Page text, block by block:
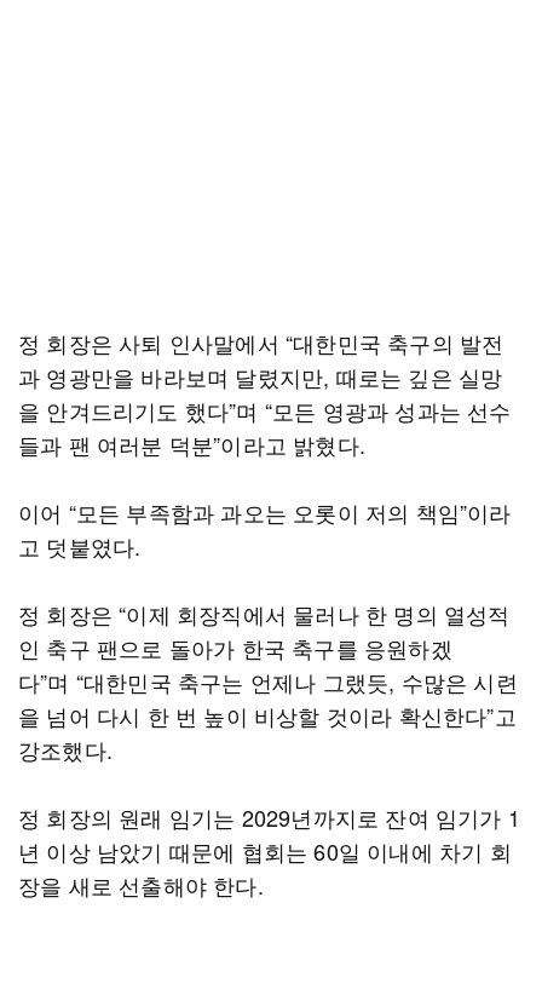
정 회장은 사퇴 인사말에서 “대한민국 축구의 발전
과 영광만을 바라보며 달렸지만, 때로는 깊은 실망
을 안겨드리기도 했다”며 “모든 영광과 성과는 선수
들과 팬 여러분 덕분”이라고 밝혔다.
이어 “모든 부족함과 과오는 오롯이 저의 책임”이라
고 덧붙였다.
정 회장은 “이제 회장직에서 물러나 한 명의 열성적
인 축구 팬으로 돌아가 한국 축구를 응원하겠
다”며 “대한민국 축구는 언제나 그랬듯, 수많은 시련
을 넘어 다시 한 번 높이 비상할 것이라 확신한다”고
강조했다.
정 회장의 원래 임기는 2029년까지로 잔여 임기가 1
년 이상 남았기 때문에 협회는 60일 이내에 차기 회
장을 새로 선출해야 한다.